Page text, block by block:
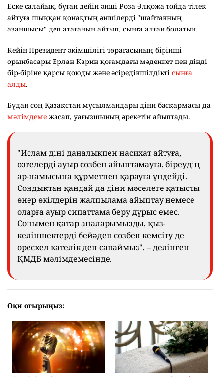
Еске салайық, бұған дейін әнші Роза Әлқожа тойда тілек
айтуға шыққан қонақтың әншілерді "шайтанның
азаншысы" деп атағанын айтып, сынға алған болатын.
Кейін Президент әкімшілігі төрағасының бірінші
орынбасары Ерлан Қарин қоғамдағы мәдениет пен дінді
бір-біріне қарсы қоюды және әсіредіншілдікті сынға
алды.
Бұдан соң Қазақстан мұсылмандары діни басқармасы да
мәлімдеме жасап, уағызшының әрекетін айыптады.
"Ислам діні даналықпен насихат айтуға,
өзгелерді ауыр сөзбен айыптамауға, біреудің
ар-намысына құрметпен қарауға үндейді.
Сондықтан қандай да діни мәселеге қатысты
өнер өкілдерін жалпылама айыптау немесе
оларға ауыр сипаттама беру дұрыс емес.
Сонымен қатар аналарымызды, қыз-
келіншектерді бейәдеп сөзбен кемсіту де
өрескел қателік деп санаймыз", – делінген
ҚМДБ мәлімдемесінде.
Оқи отырыңыз: